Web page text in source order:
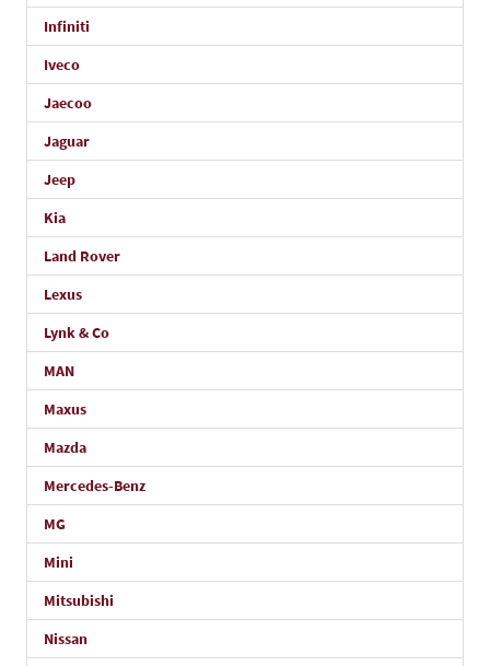
Infiniti
Iveco
Jaecoo
Jaguar
Jeep
Kia
Land Rover
Lexus
Lynk & Co
MAN
Maxus
Mazda
Mercedes-Benz
MG
Mini
Mitsubishi
Nissan